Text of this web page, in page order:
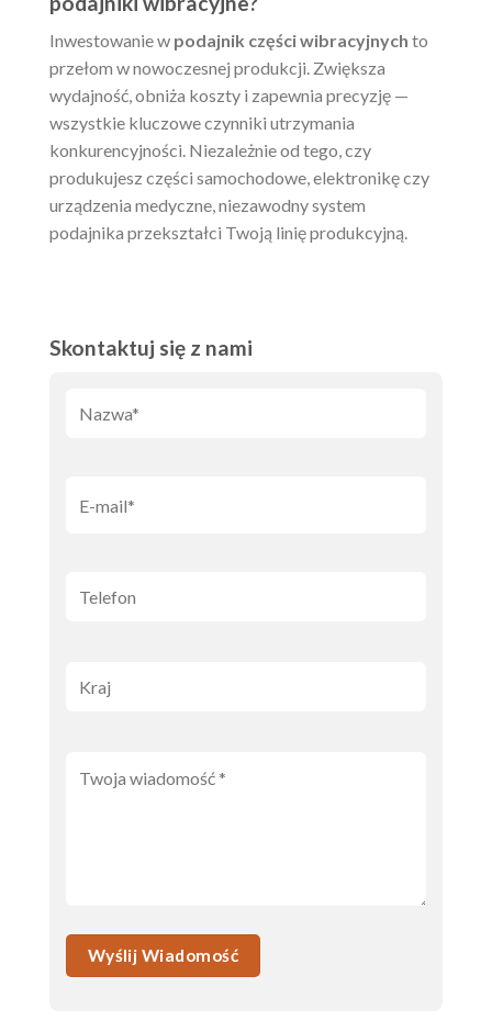
Inwestowanie w podajnik części wibracyjnych to
przełom w nowoczesnej produkcji. Zwiększa
wydajność, obniża koszty i zapewnia precyzję —
wszystkie kluczowe czynniki utrzymania
konkurencyjności. Niezależnie od tego, czy
produkujesz części samochodowe, elektronikę czy
urządzenia medyczne, niezawodny system
podajnika przekształci Twoją linię produkcyjną.
Skontaktuj się z nami